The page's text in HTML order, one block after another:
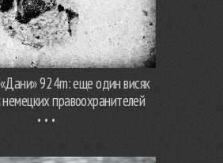
924m: еще один висяк
правоохранителей